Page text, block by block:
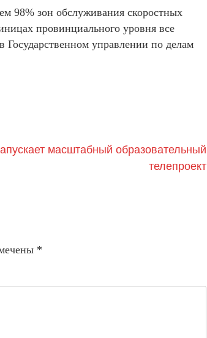
98% зон обслуживания скоростных
провинциального уровня все
управлении по делам
масштабный образовательный
телепроект
*